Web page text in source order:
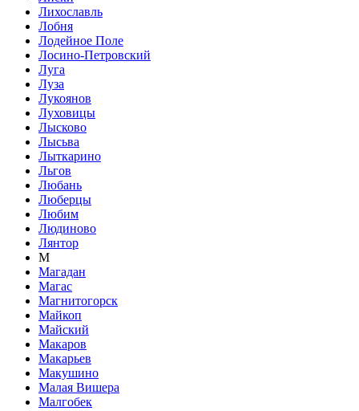
Лихославль
Лобня
Лодейное Поле
Лосино-Петровский
Луга
Луза
Лукоянов
Луховицы
Лысково
Лысьва
Лыткарино
Льгов
Любань
Люберцы
Любим
Людиново
Лянтор
М
Магадан
Магас
Магнитогорск
Майкоп
Майский
Макаров
Макарьев
Макушино
Малая Вишера
Малгобек